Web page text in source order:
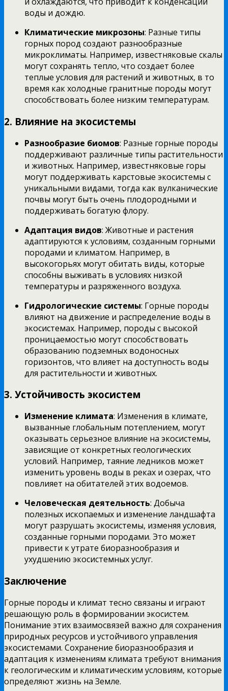
воды и дождю.
Климатические микрозоны: Разные типы
горных пород создают разнообразные
микроклиматы. Например, известняковые скалы
могут сохранять тепло, что создает более
теплые условия для растений и животных, в то
время как холодные гранитные породы могут
способствовать более низким температурам.
2. Влияние на экосистемы
Разнообразие биомов: Разные горные породы
поддерживают различные типы растительности
и животных. Например, известняковые горы
могут поддерживать карстовые экосистемы с
уникальными видами, тогда как вулканические
почвы могут быть очень плодородными и
поддерживать богатую флору.
Адаптация видов: Животные и растения
адаптируются к условиям, созданным горными
породами и климатом. Например, в
высокогорьях могут обитать виды, которые
способны выживать в условиях низкой
температуры и разряженного воздуха.
Гидрологические системы: Горные породы
влияют на движение и распределение воды в
экосистемах. Например, породы с высокой
проницаемостью могут способствовать
образованию подземных водоносных
горизонтов, что влияет на доступность воды
для растительности и животных.
3. Устойчивость экосистем
Изменение климата: Изменения в климате,
вызванные глобальным потеплением, могут
оказывать серьезное влияние на экосистемы,
зависящие от конкретных геологических
условий. Например, таяние ледников может
изменить уровень воды в реках и озерах, что
повлияет на обитателей этих водоемов.
Человеческая деятельность: Добыча
полезных ископаемых и изменение ландшафта
могут разрушать экосистемы, изменяя условия,
созданные горными породами. Это может
привести к утрате биоразнообразия и
ухудшению экосистемных услуг.
Заключение
Горные породы и климат тесно связаны и играют
решающую роль в формировании экосистем.
Понимание этих взаимосвязей важно для сохранения
природных ресурсов и устойчивого управления
экосистемами. Сохранение биоразнообразия и
адаптация к изменениям климата требуют внимания
к геологическим и климатическим условиям, которые
определяют жизнь на Земле.